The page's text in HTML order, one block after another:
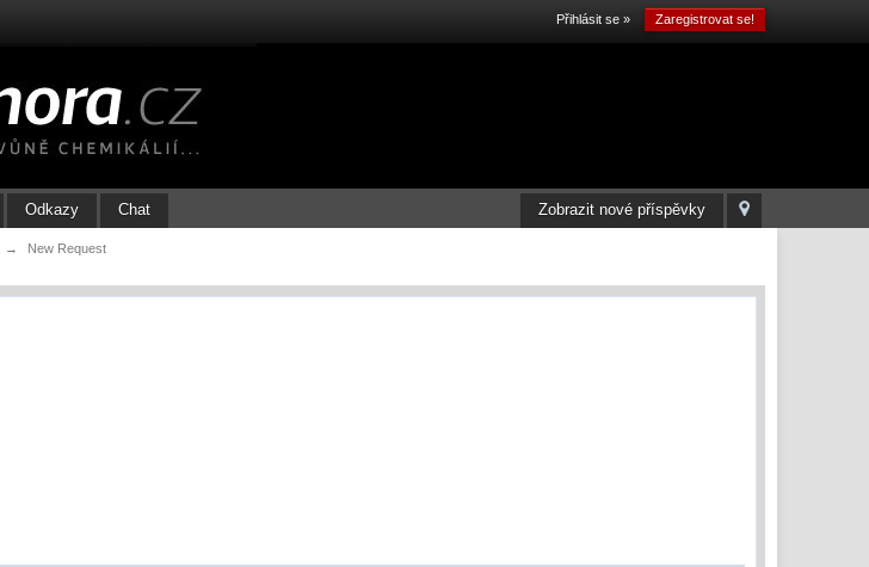
Přihlásit se » Zaregistrovat se!
Zobrazit nové příspěvky
Odkazy Chat
→ New Request